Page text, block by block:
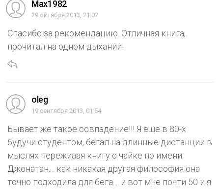
Max1982
29 октября 2013, 21:02
Спасибо за рекомендацию. Отличная книга,
прочитал на одном дыхании!
oleg
19 сентября 2013, 01:54
Бывает же такое совпадение!!! Я еще в 80-х
будучи студентом, бегал на длинные дистанции в
мыслях пережиаая книгу о чайке по имени
Джонатан.... как никакая другая философия она
точно подходила для бега.... и вот мне почти 50 и я